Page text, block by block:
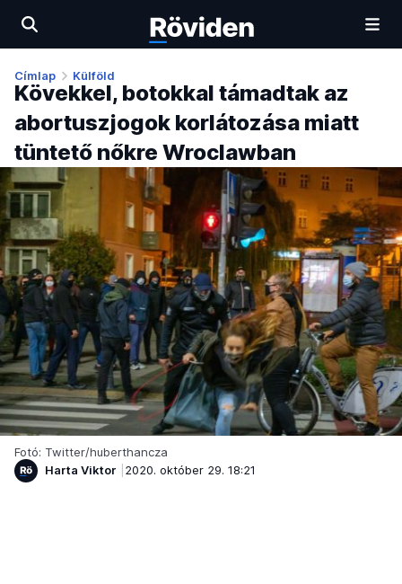
Címlap Külföld
Kövekkel, botokkal támadtak az
abortuszjogok korlátozása miatt
tüntető nőkre Wroclawban
Fotó: Twitter/huberthancza
Harta Viktor
2020. október 29. 18:21